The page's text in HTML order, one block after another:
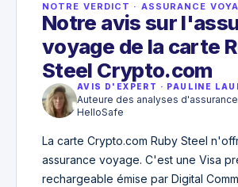
NOTRE VERDICT · ASSURANCE
Notre avis sur
voyage de la carte
Steel Crypto.com
AVIS D'EXPERT · PAULINE
Auteure des analyses
HelloSafe
La carte Crypto.com Ruby Steel
assurance voyage. C'est une Visa
rechargeable émise par Digital